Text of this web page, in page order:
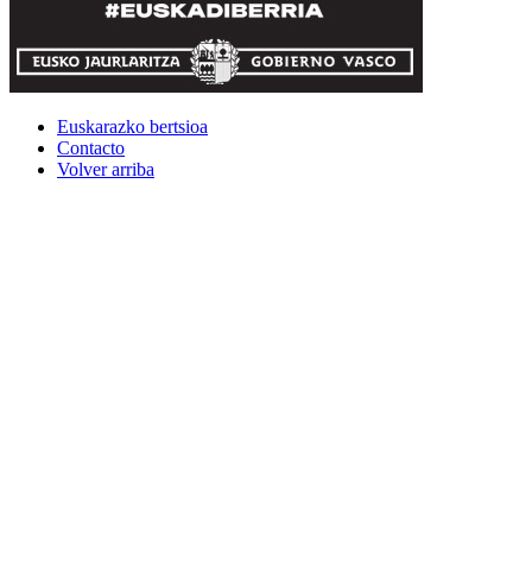
Euskarazko bertsioa
Contacto
Volver arriba